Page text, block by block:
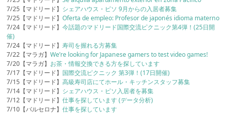
7/25【マドリード】 シェアハウス・ピソ 9月からの入居者募集
7/25【マドリード】Oferta de empleo: Profesor de japonés idioma materno
7/24【マドリード】今話題のマドリード国際交流ピクニック第4弾！(25日開
催)
7/24【マドリード】寿司を握れる方募集
7/22【マラガ】We’re looking for Japanese gamers to test video games!
7/20【マラガ】 お茶・情報交換できる方を探しています
7/17【マドリード】 国際交流ピクニック 第3弾！(17日開催)
7/15【マドリード】高級寿司店にてホール・キッチンスタッフ募集
7/14【マドリード】 シェアハウス・ピソ入居者を募集
7/12【マドリード】仕事を探しています (データ分析)
7/10【バルセロナ】仕事を探しています